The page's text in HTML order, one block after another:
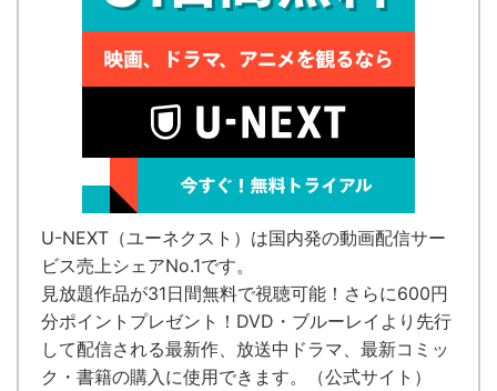
U-NEXT（ユーネクスト） は国内発の動画配信サー
ビス売上シェアNo.1です。
見放題作品が31日間無料で視聴可能！ さらに600円
分ポイントプレゼント！DVD・ブルーレイより先行
して配信される最新作、放送中ドラマ、最新コミッ
ク・書籍の購入に使用できます。（公式サイト ）